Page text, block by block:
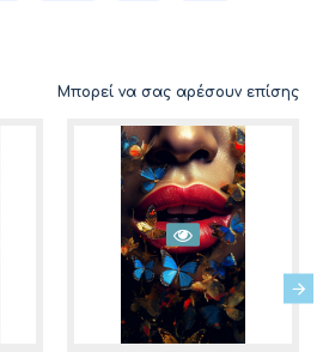
Μπορεί να σας αρέσουν επίσης